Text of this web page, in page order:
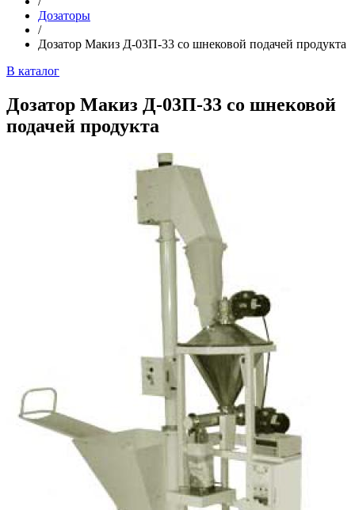
Дозаторы
/
Дозатор Макиз Д-03П-33 со шнековой подачей продукта
В каталог
Дозатор Макиз Д-03П-33 со шнековой
подачей продукта